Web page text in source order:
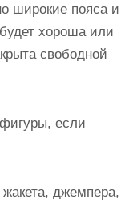
широкие пояса и
хороша или
свободной
если
джемпера,